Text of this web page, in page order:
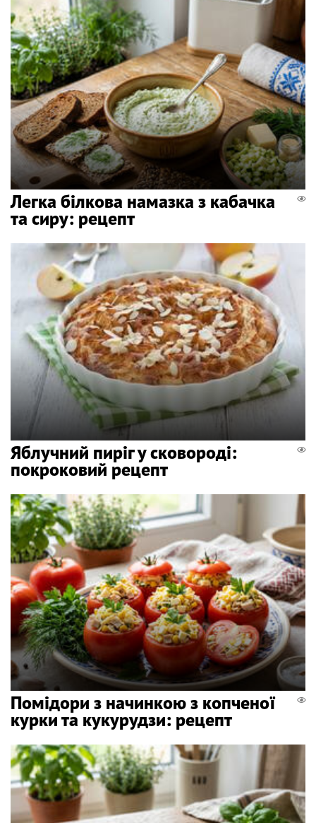
Легка білкова намазка з кабачка
та сиру: рецепт
Яблучний пиріг у сковороді:
покроковий рецепт
Помідори з начинкою з копченої
курки та кукурудзи: рецепт